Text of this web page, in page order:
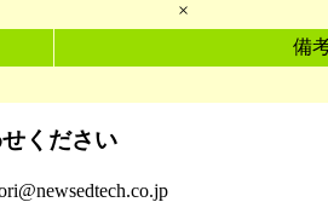
×
備
ください